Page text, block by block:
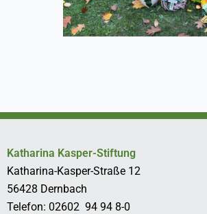
Katharina Kasper-Stiftung
Katharina-Kasper-Straße 12
56428 Dernbach
Telefon: 02602 94 94 8-0